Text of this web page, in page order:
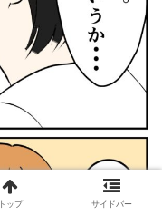
トップ サイドバー